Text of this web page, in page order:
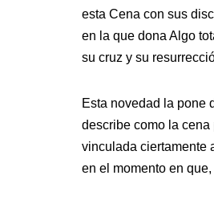
esta Cena con sus
en la que dona Algo
su cruz y su
Esta novedad la pone
describe como la
vinculada ciertamente
en el momento en